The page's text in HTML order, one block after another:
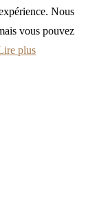
Nous
vous pouvez
plus